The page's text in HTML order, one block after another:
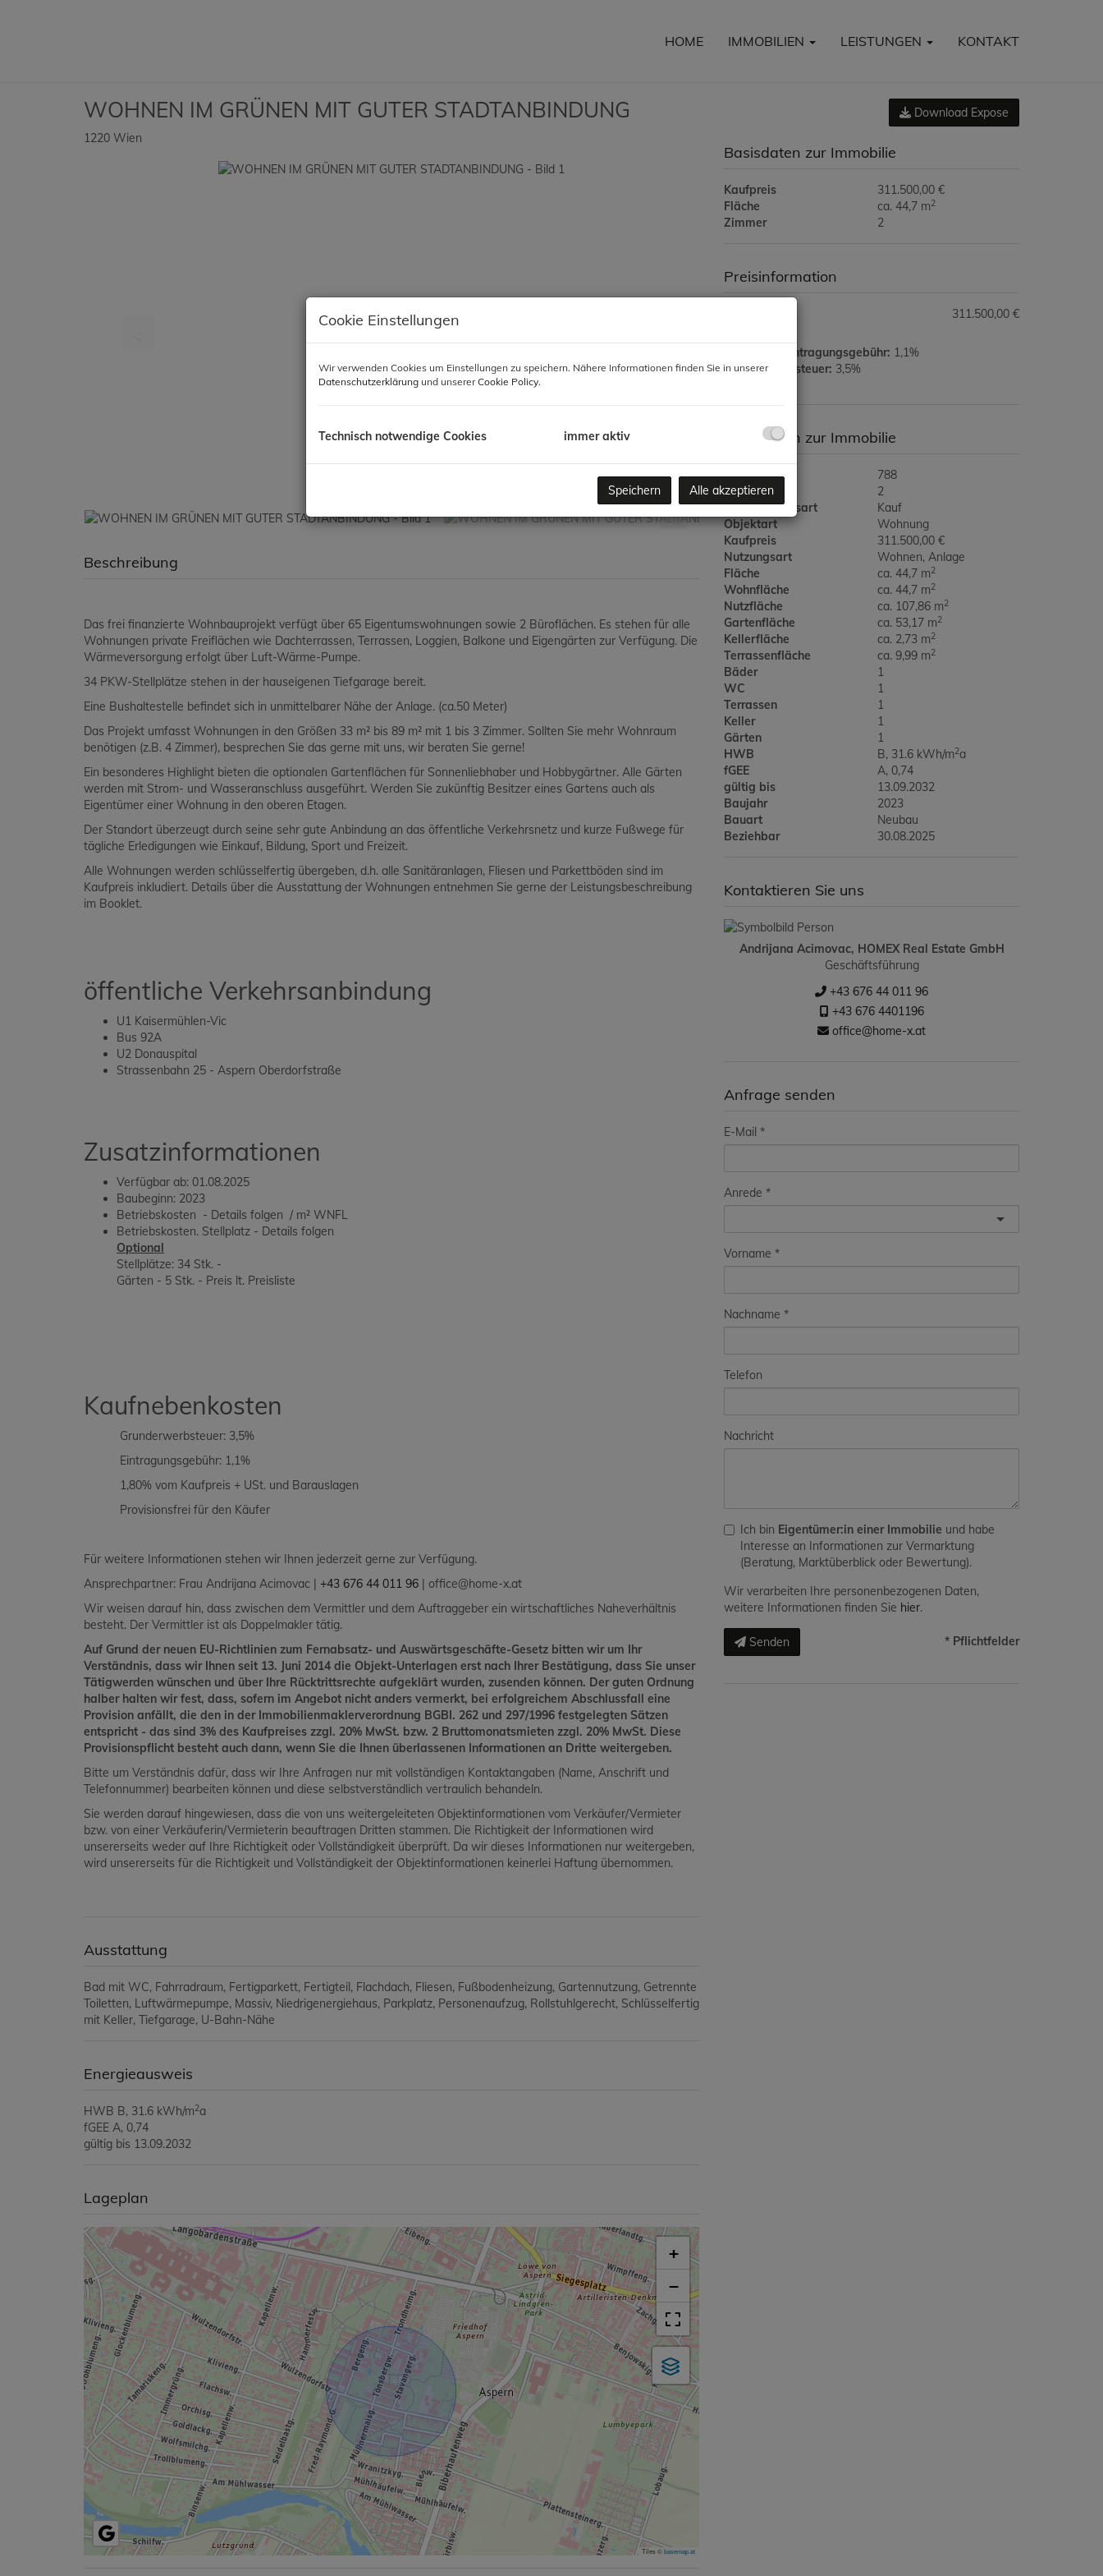
HOME IMMOBILIEN LEISTUNGEN KONTAKT
WOHNEN IM GRÜNEN MIT GUTER STADTANBINDUNG
1220 Wien
Beschreibung
Das frei finanzierte Wohnbauprojekt verfügt über 65 Eigentumswohnungen sowie 2 Büroflächen. Es stehen für alle
Wohnungen private Freiflächen wie Dachterrassen, Terrassen, Loggien, Balkone und Eigengärten zur Verfügung. Die
Wärmeversorgung erfolgt über Luft-Wärme-Pumpe.
34 PKW-Stellplätze stehen in der hauseigenen Tiefgarage bereit.
Eine Bushaltestelle befindet sich in unmittelbarer Nähe der Anlage. (ca.50 Meter)
Das Projekt umfasst Wohnungen in den Größen 33 m² bis 89 m² mit 1 bis 3 Zimmer. Sollten Sie mehr Wohnraum
benötigen (z.B. 4 Zimmer), besprechen Sie das gerne mit uns, wir beraten Sie gerne!
Ein besonderes Highlight bieten die optionalen Gartenflächen für Sonnenliebhaber und Hobbygärtner. Alle Gärten
werden mit Strom- und Wasseranschluss ausgeführt. Werden Sie zukünftig Besitzer eines Gartens auch als
Eigentümer einer Wohnung in den oberen Etagen.
Der Standort überzeugt durch seine sehr gute Anbindung an das öffentliche Verkehrsnetz und kurze Fußwege für
tägliche Erledigungen wie Einkauf, Bildung, Sport und Freizeit.
Alle Wohnungen werden schlüsselfertig übergeben, d.h. alle Sanitäranlagen, Fliesen und Parkettböden sind im
Kaufpreis inkludiert. Details über die Ausstattung der Wohnungen entnehmen Sie gerne der Leistungsbeschreibung
im Booklet.
öffentliche Verkehrsanbindung
U1 Kaisermühlen-Vic
Bus 92A
U2 Donauspital
Strassenbahn 25 - Aspern Oberdorfstraße
Zusatzinformationen
Verfügbar ab: 01.08.2025
Baubeginn: 2023
Betriebskosten - Details folgen / m² WNFL
Betriebskosten. Stellplatz - Details folgen
Optional
Stellplätze: 34 Stk. -
Gärten - 5 Stk. - Preis lt. Preisliste
Kaufnebenkosten
Grunderwerbsteuer: 3,5%
Eintragungsgebühr: 1,1%
1,80% vom Kaufpreis + USt. und Barauslagen
Provisionsfrei für den Käufer
Für weitere Informationen stehen wir Ihnen jederzeit gerne zur Verfügung.
Ansprechpartner: Frau Andrijana Acimovac | +43 676 44 011 96 | office@home-x.at
Wir weisen darauf hin, dass zwischen dem Vermittler und dem Auftraggeber ein wirtschaftliches Naheverhältnis
besteht. Der Vermittler ist als Doppelmakler tätig.
Auf Grund der neuen EU-Richtlinien zum Fernabsatz- und Auswärtsgeschäfte-Gesetz bitten wir um Ihr
Verständnis, dass wir Ihnen seit 13. Juni 2014 die Objekt-Unterlagen erst nach Ihrer Bestätigung, dass Sie unser
Tätigwerden wünschen und über Ihre Rücktrittsrechte aufgeklärt wurden, zusenden können. Der guten Ordnung
halber halten wir fest, dass, sofern im Angebot nicht anders vermerkt, bei erfolgreichem Abschlussfall eine
Provision anfällt, die den in der Immobilienmaklerverordnung BGBI. 262 und 297/1996 festgelegten Sätzen
entspricht - das sind 3% des Kaufpreises zzgl. 20% MwSt. bzw. 2 Bruttomonatsmieten zzgl. 20% MwSt. Diese
Provisionspflicht besteht auch dann, wenn Sie die Ihnen überlassenen Informationen an Dritte weitergeben.
Bitte um Verständnis dafür, dass wir Ihre Anfragen nur mit vollständigen Kontaktangaben (Name, Anschrift und
Telefonnummer) bearbeiten können und diese selbstverständlich vertraulich behandeln.
Sie werden darauf hingewiesen, dass die von uns weitergeleiteten Objektinformationen vom Verkäufer/Vermieter
bzw. von einer Verkäuferin/Vermieterin beauftragen Dritten stammen. Die Richtigkeit der Informationen wird
unsererseits weder auf Ihre Richtigkeit oder Vollständigkeit überprüft. Da wir dieses Informationen nur weitergeben,
wird unsererseits für die Richtigkeit und Vollständigkeit der Objektinformationen keinerlei Haftung übernommen.
Ausstattung
Bad mit WC Fahrradraum Fertigparkett Fertigteil Flachdach Fliesen Fußbodenheizung Gartennutzung Getrennte
Toiletten Luftwärmepumpe Massiv Niedrigenergiehaus Parkplatz Personenaufzug Rollstuhlgerecht Schlüsselfertig
mit Keller Tiefgarage U-Bahn-Nähe
Energieausweis
HWB B, 31.6 kWh/m2a
fGEE A, 0,74
gültig bis 13.09.2032
Lageplan
+
−
Tiles ©basemap.at
Download Expose
Basisdaten zur Immobilie
Kaufpreis
311.500,00 €
Fläche
ca. 44,7 m2
Zimmer 2
Preisinformation
311.500,00 €
Grundbucheintragungsgebühr: 1,1%
Grunderwerbsteuer: 3,5%
Basisdaten zur Immobilie
Objektnr.
788
Zimmer
2
Vermarktungsart
Kauf
Objektart
Wohnung
Kaufpreis
311.500,00 €
Nutzungsart
Wohnen Anlage
Fläche
ca. 44,7 m2
Wohnfläche ca. 44,7 m2
Nutzfläche ca. 107,86 m2
Gartenfläche ca. 53,17 m2
Kellerfläche ca. 2,73 m2
Terrassenfläche ca. 9,99 m2
Bäder
1
WC
1
Terrassen
1
Keller
1
Gärten
1
HWB
B, 31.6 kWh/m2a
fGEE
A, 0,74
gültig bis
13.09.2032
Baujahr
2023
Bauart
Neubau
Beziehbar
30.08.2025
Kontaktieren Sie uns
Andrijana Acimovac, HOMEX Real Estate GmbH
Geschäftsführung
+43 676 44 011 96
+43 676 4401196
office@home-x.at
Anfrage senden
E-Mail
Anrede
Vorname
Nachname
Telefon
Nachricht
Ich bin Eigentümer:in einer Immobilie und habe
Interesse an Informationen zur Vermarktung
(Beratung, Marktüberblick oder Bewertung).
Wir verarbeiten Ihre personenbezogenen Daten,
weitere Informationen finden Sie hier.
Senden * Pflichtfelder
Cookie Einstellungen
Wir verwenden Cookies um Einstellungen zu speichern. Nähere Informationen finden Sie in unserer
Datenschutzerklärung und unsererCookie Policy.
Technisch notwendige Cookies immer aktiv
Speichern Alle akzeptieren